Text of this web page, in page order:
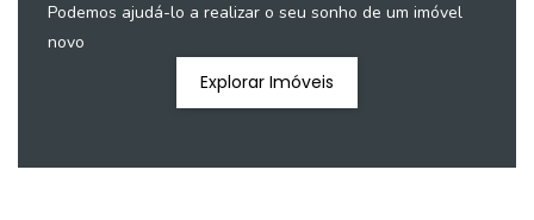
Podemos ajudá-lo a realizar o seu sonho de um imóvel
novo
Explorar Imóveis